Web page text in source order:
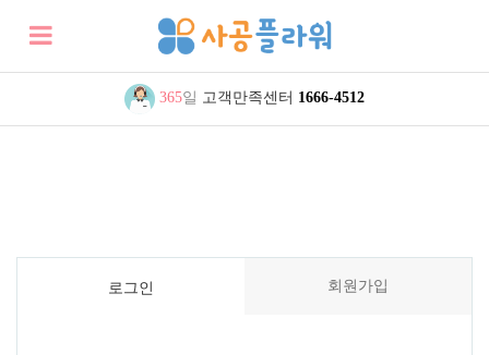
365일 고객만족센터 1666-4512
로그인 회원가입